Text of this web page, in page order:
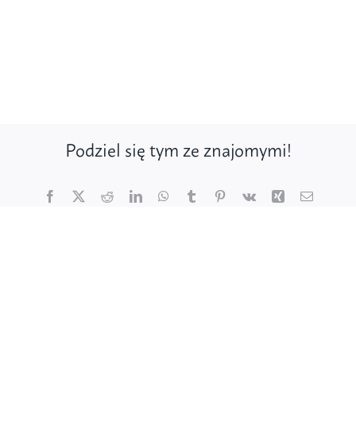
Podziel się tym ze znajomymi!
Facebook
X RedditLinkedInWhatsApp
TumblrPinterest
Vk Xing Email